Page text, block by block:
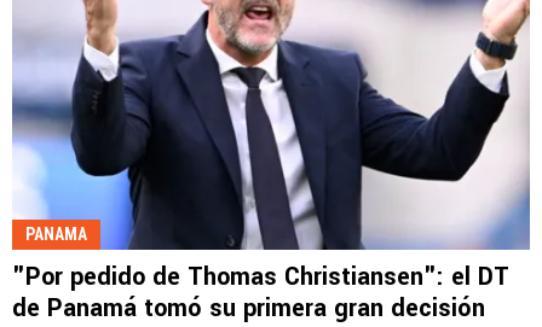
PANAMA
"Por pedido de Thomas Christiansen": el DT
de Panamá tomó su primera gran decisión